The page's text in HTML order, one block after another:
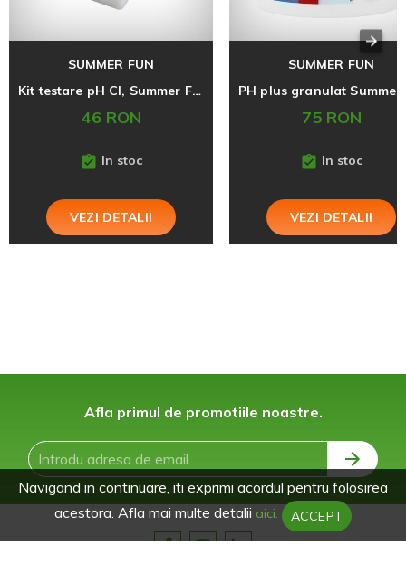
SUMMER FUN
Kit testare pH Cl, Summer Fun
46 RON
In stoc
VEZI DETALII
SUMMER FUN
75 RON
In stoc
VEZI DETALII
Afla primul de promotiile noastre.
Navigand in continuare, iti exprimi acordul pentru folosirea
acestora. Afla mai multe detalii aici. ACCEPT